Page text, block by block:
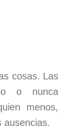
cosas. Las
o nunca
menos,
ausencias.